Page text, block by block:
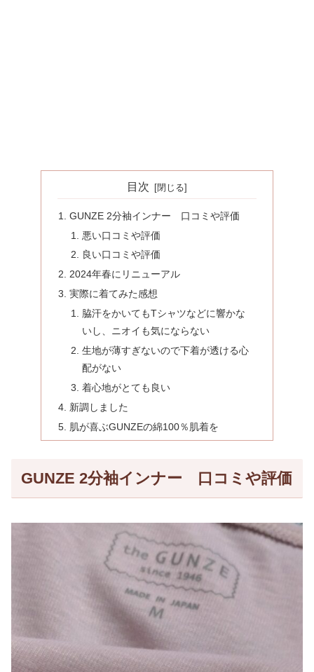
目次
GUNZE 2分袖インナー 口コミや評価
悪い口コミや評価
良い口コミや評価
2024年春にリニューアル
実際に着てみた感想
脇汗をかいてもTシャツなどに響かな
いし、ニオイも気にならない
生地が薄すぎないので下着が透ける心
配がない
着心地がとても良い
新調しました
肌が喜ぶGUNZEの綿100％肌着を
GUNZE 2分袖インナー 口コミや評価